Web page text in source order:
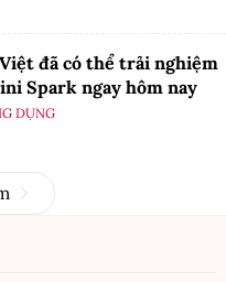
đã có thể trải nghiệm
Spark ngay hôm nay
DỤNG